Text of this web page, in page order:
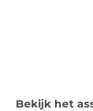
Bekijk het